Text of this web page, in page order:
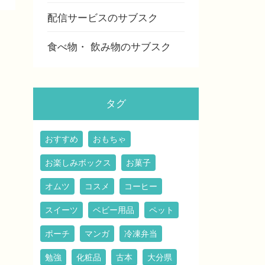
配信サービスのサブスク
食べ物・ 飲み物のサブスク
タグ
おすすめ おもちゃ
お楽しみボックス お菓子
オムツ コスメ コーヒー
スイーツ ベビー用品 ペット
ポーチ マンガ 冷凍弁当
勉強 化粧品 古本 大分県